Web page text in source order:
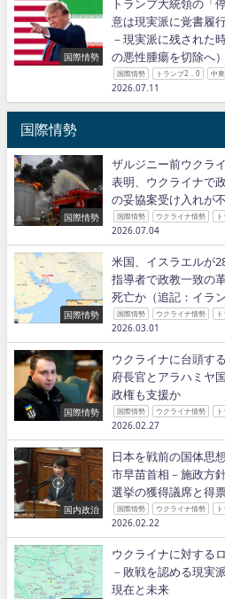
国際情勢
トランプ大統領の「
意は現実派に覚書履
－現実派に残された
の悪性腫瘍を切除へ）
国際情勢 トランプ2．0 中
2026.07.11
国際情勢
国際情勢
ザルジニー前ウクラ
表明、ウクライナで
の妥協案受け入れが
国際情勢 ウクライナ情勢
2026.07.04
国際情勢
米国、イスラエルが
指導者で政教一致の
死亡か（追記：イラ
国際情勢 ウクライナ情勢
2026.03.01
国際情勢
ウクライナに台頭す
府長官とアラハミヤ
政権も支援か
国際情勢 ウクライナ情勢
2026.02.27
国内政治
日本を戦前の国体思
市早苗首相－施政方
選挙の獲得議席と得
国際情勢 ウクライナ情勢
2026.02.22
ウクライナに対する
－敗戦を認める現実
現在と未来